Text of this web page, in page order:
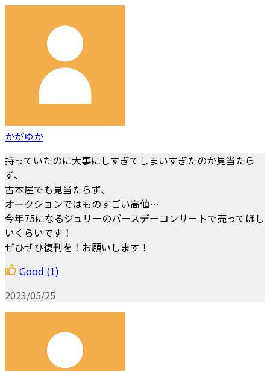
かがゆか
持っていたのに大事にしすぎてしまいすぎたのか見当たら
ず、
古本屋でも見当たらず、
オークションではものすごい高値…
今年75になるジュリーのバースデーコンサートで売ってほし
いくらいです！
ぜひぜひ復刊を！お願いします！
Good (1)
2023/05/25